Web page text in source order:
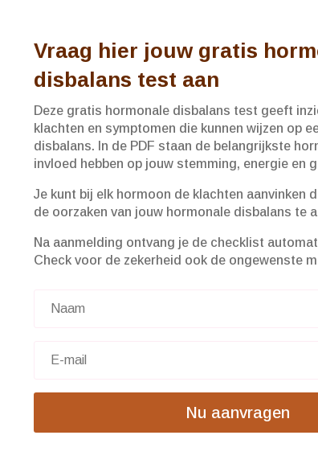
Vraag hier jouw gratis
disbalans test aan
Deze gratis hormonale disbalans test geeft
klachten en symptomen die kunnen wijzen op
disbalans. In de PDF staan de belangrijkste
invloed hebben op jouw stemming, energie en
Je kunt bij elk hormoon de klachten aanvinken
de oorzaken van jouw hormonale disbalans te
Na aanmelding ontvang je de checklist
Check voor de zekerheid ook de ongewenste
Nu aanvragen